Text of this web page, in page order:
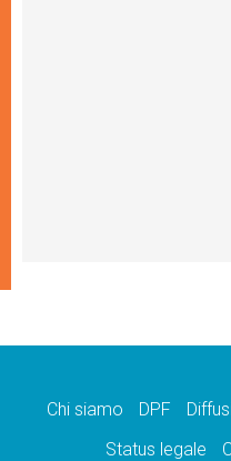
Chi siamo DPF
Status legale